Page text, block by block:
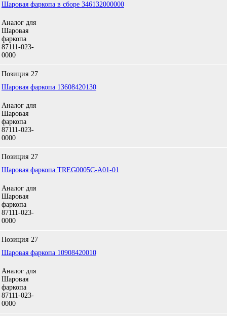
Шаровая фаркопа в сборе 346132000000
Аналог для
Шаровая
фаркопа
87111-023-
0000
Позиция 27
Шаровая фаркопа 13608420130
Аналог для
Шаровая
фаркопа
87111-023-
0000
Позиция 27
Шаровая фаркопа TREG0005C-A01-01
Аналог для
Шаровая
фаркопа
87111-023-
0000
Позиция 27
Шаровая фаркопа 10908420010
Аналог для
Шаровая
фаркопа
87111-023-
0000